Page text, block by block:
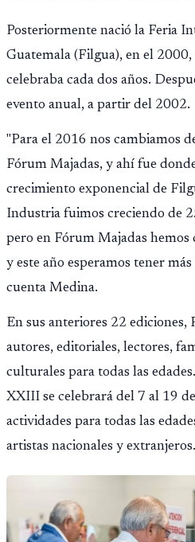
Posteriormente nació la Feria
Guatemala (Filgua), en el
celebraba cada dos años.
evento anual, a partir del 2002.
"Para el 2016 nos cambiamos
Fórum Majadas, y ahí fue
crecimiento exponencial de
Industria fuimos creciendo de
pero en Fórum Majadas
y este año esperamos tener
cuenta Medina.
En sus anteriores 22 ediciones,
autores, editoriales, lectores,
culturales para todas las
XXIII se celebrará del 7 al 19
actividades para todas las
artistas nacionales y extranjeros.